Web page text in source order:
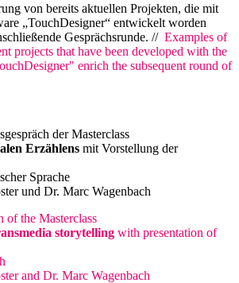
von bereits aktuellen Projekten, die mit
„TouchDesigner“ entwickelt worden
Gesprächsrunde. // Examples of
projects that have been developed with the
enrich the subsequent round of
der Masterclass
Erzählens mit Vorstellung der
Sprache
und Dr. Marc Wagenbach
of the Masterclass
storytelling with presentation of
and Dr. Marc Wagenbach